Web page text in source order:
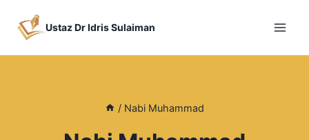
Ustaz Dr Idris Sulaiman
/ Nabi Muhammad